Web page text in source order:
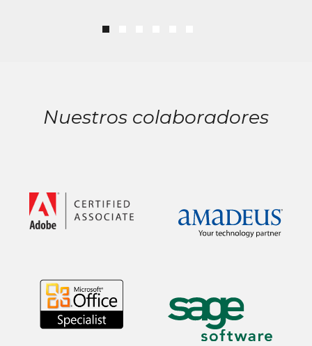
Nuestros colaboradores